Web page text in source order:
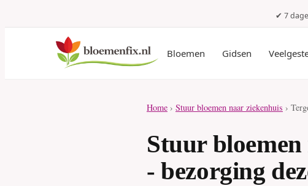
✔ 7
Bloemen Gidsen
Home › Stuur bloemen naar ziekenhuis ›
Stuur
- bezorging